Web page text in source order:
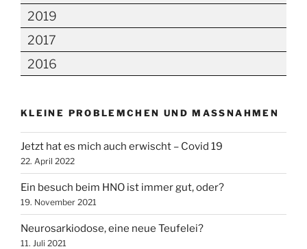
2019
2017
2016
KLEINE PROBLEMCHEN UND MASSNAHMEN
Jetzt hat es mich auch erwischt – Covid 19
22. April 2022
Ein besuch beim HNO ist immer gut, oder?
19. November 2021
Neurosarkiodose, eine neue Teufelei?
11. Juli 2021